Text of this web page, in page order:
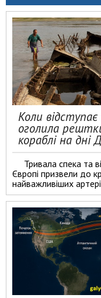
Коли
оголила
кораблі на дні
Тривала спека та
Європі призвели до
найважливіших